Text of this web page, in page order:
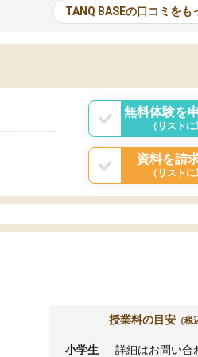
る機会が増えたり
試験対策の面接練
と伝えることもで
が多いので、その
っと何かに取り組
はたらく部はオン
TANQ BASEの口コミをも
無料体験を
（リスト
資料を請
（リスト
授業料の目安 （税
小学生 詳細はお問い合